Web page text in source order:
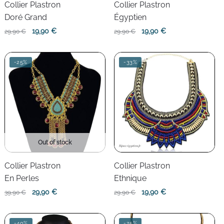
Collier Plastron
Doré Grand
29,90€
Le
initial
était :
29,90 €.
19,90 €Le
actuel
19,90 €.
Collier Plastron
Égyptien
29,90€
Le
initial
était :
29,90 €.
19,90€Le
actuel
19,90 €.
-25%
Out of stock
Collier Plastron
En Perles
39,90€
Le
initial
29,90 €Le
actuel
-33%
Collier Plastron
Ethnique
29,90€
Le
initial
19,90€Le
actuel